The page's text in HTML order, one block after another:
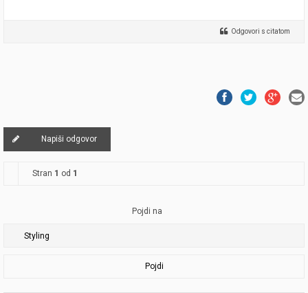
Odgovori s citatom
Napiši odgovor
Stran 1 od 1
Pojdi na
Pojdi